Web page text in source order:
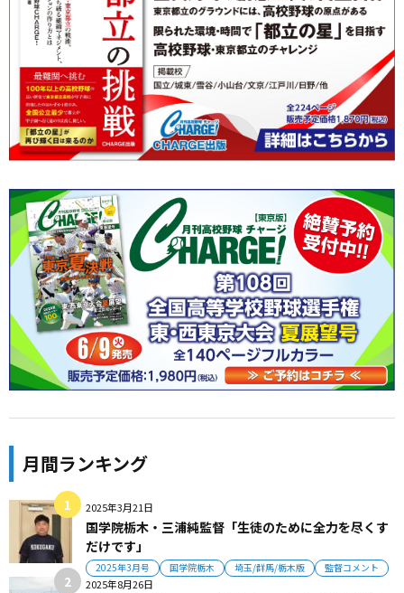
月間ランキング
2025年3月21日
国学院栃木・三浦純監督「生徒のために全力を尽くす
だけです」
2025年3月号 国学院栃木 埼玉/群馬/栃木版 監督コメント
2025年8月26日